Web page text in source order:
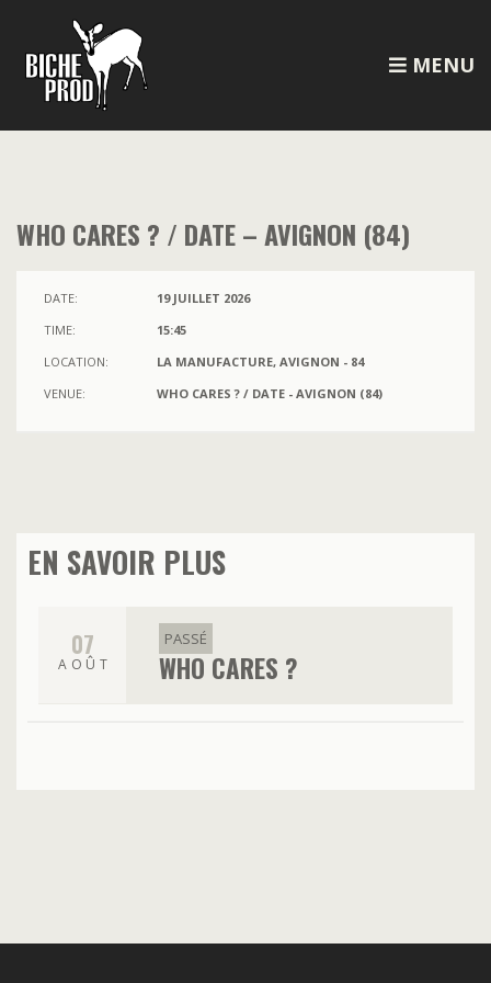
MENU
WHO CARES ? / DATE – AVIGNON (84)
DATE:
19 JUILLET 2026
TIME:
15:45
LOCATION:
LA MANUFACTURE, AVIGNON - 84
VENUE:
WHO CARES ? / DATE - AVIGNON (84)
EN SAVOIR PLUS
PASSÉ
07
AOÛT WHO CARES ?